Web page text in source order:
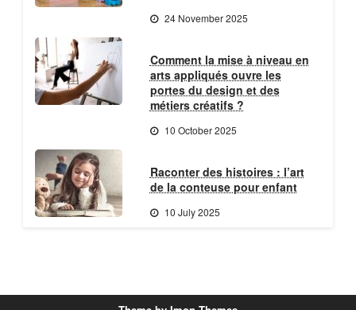
24 November 2025
Comment la mise à niveau en
arts appliqués ouvre les
portes du design et des
métiers créatifs ?
10 October 2025
Raconter des histoires : l’art
de la conteuse pour enfant
10 July 2025